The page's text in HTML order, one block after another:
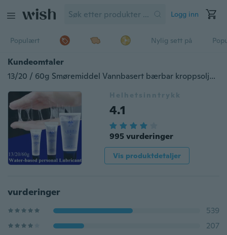
Logg inn
Populært Nylig sett på
Kundeomtaler
13/20 / 60g Smøremiddel Vannbasert bærbar kroppsolje Smøremiddel Vannbasert orgasme Spray Drops Damer Flørt OrgasmeSeksuell klimakropp
Helhetsinntrykk
4.1
995 vurderinger
Vis produktdetaljer
vurderinger
539
207